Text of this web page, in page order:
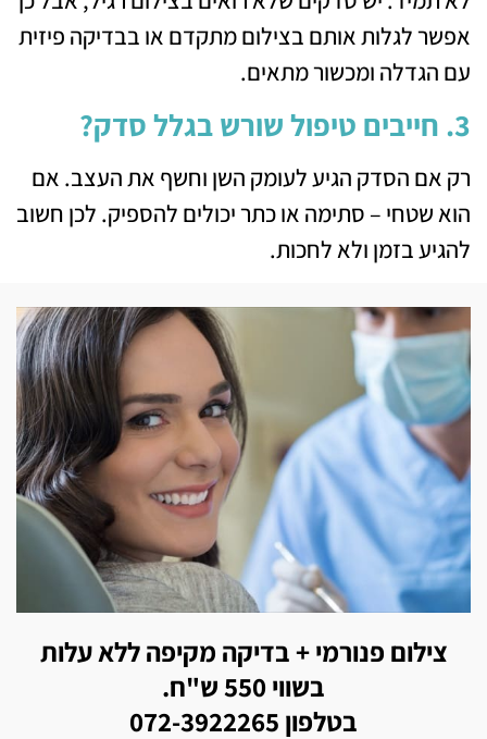
אפשר לגלות אותם בצילום מתקדם או בבדיקה פיזית
עם הגדלה ומכשור מתאים.
3. חייבים טיפול שורש בגלל סדק?
רק אם הסדק הגיע לעומק השן וחשף את העצב. אם
הוא שטחי – סתימה או כתר יכולים להספיק. לכן חשוב
להגיע בזמן ולא לחכות.
צילום פנורמי + בדיקה מקיפה ללא עלות
בשווי 550 ש"ח.
בטלפון 072-3922265